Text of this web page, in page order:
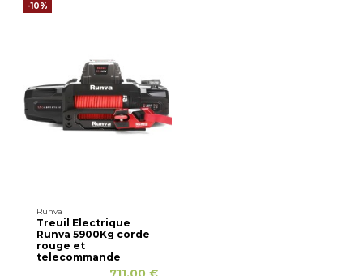
-10%
Runva
Treuil Electrique
Runva 5900Kg corde
rouge et
telecommande
711,00 €